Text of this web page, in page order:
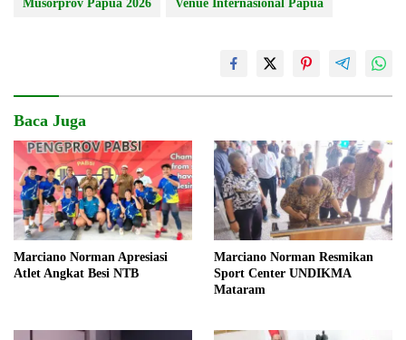
Musorprov Papua 2026 Venue Internasional Papua
Baca Juga
Marciano Norman Apresiasi
Atlet Angkat Besi NTB
Marciano Norman Resmikan
Sport Center UNDIKMA
Mataram